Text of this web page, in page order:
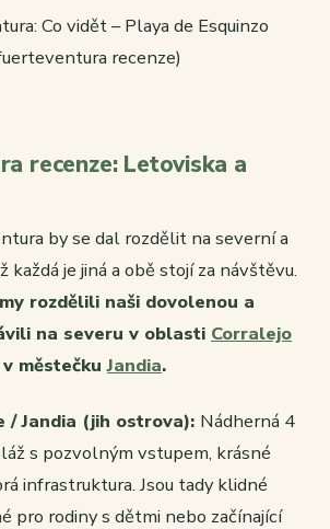
recenze: Letoviska a
by se dal rozdělit na severní a
každá je jiná a obě stojí za návštěvu.
rozdělili naši dovolenou a
na severu v oblasti Corralejo
městečkuJandia.
/ Jandia (jih ostrova): Nádherná 4
s pozvolným vstupem, krásné
infrastruktura. Jsou tady klidné
pro rodiny s dětmi nebo začínající